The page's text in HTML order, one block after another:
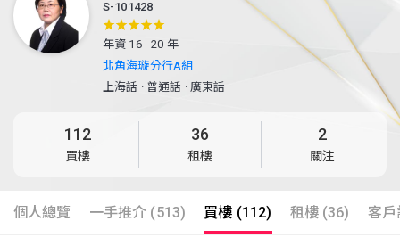
S-101428
年資 16 - 20 年
北角海璇分行A組
上海話 ·普通話 ·廣東話
112
買樓
36
租樓
2
關注
個人總覽 一手推介 (513) 買樓 (112) 租樓 (36) 客